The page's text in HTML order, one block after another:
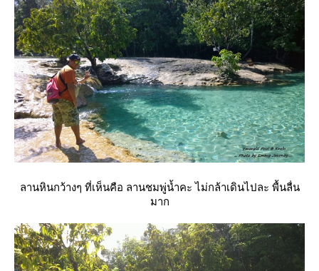
ลานหินกว้างๆ ที่เห็นคือ ลานชมพู่น้ำคะ ไม่กล้าเดินไปละ พื้นลื่น
มาก